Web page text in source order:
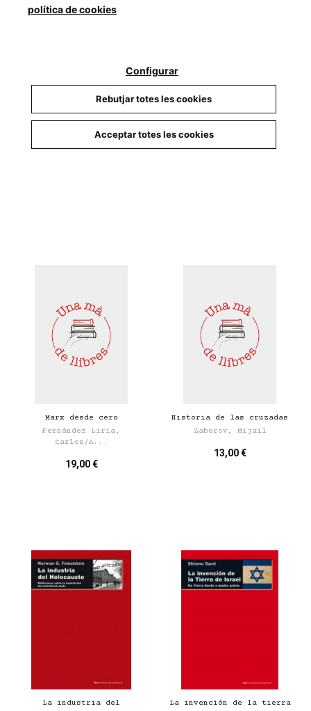
Venezuela
Iglesia S.A.
Marx desde cero
Fernández Liria,
Carlos/A...
19,00 €
Historia de las cruzadas
Zaborov, Mijail
13,00 €
La industria del
La invención de la tierra
política de cookies
Configurar
Rebutjar totes les cookies
Acceptar totes les cookies